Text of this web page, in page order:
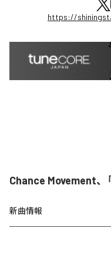
https://
Chance Movement、
新曲情報